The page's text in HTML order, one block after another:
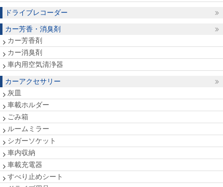
ドライブレコーダー
カー芳香・消臭剤
カー芳香剤
カー消臭剤
車内用空気清浄器
カーアクセサリー
灰皿
車載ホルダー
ごみ箱
ルームミラー
シガーソケット
車内収納
車載充電器
すべり止めシート